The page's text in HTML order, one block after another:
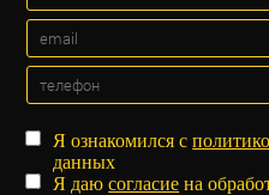
Я ознакомился с
данных
Я даюсогласие на